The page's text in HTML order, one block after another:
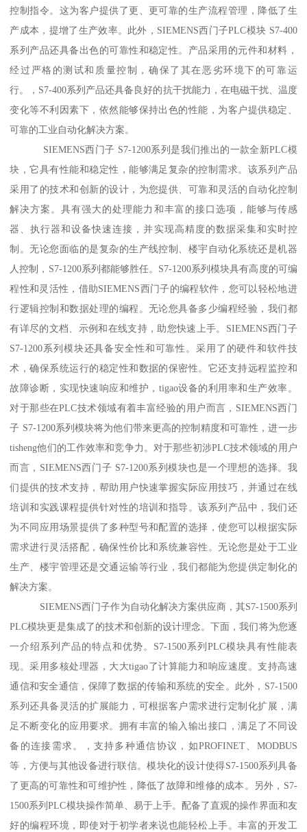
控制指令。这为客户提供了更、更可靠的生产流程管理，降低了生
产成本，提增了生产效率。此外，SIEMENS西门子PLC模块 S7-400
系列产品还具备出色的可靠性和稳定性。产品采用的元件和材料，
经过严格的测试和质量控制，确保了其在恶劣环境下的可靠运
行。，S7-400系列产品还具备良好的抗干扰能力，在电磁干扰、温度
变化等不利因素下，依然能够保持出色的性能，为客户提供稳定、
可靠的工业自动化解决方案。
SIEMENS西门子 S7-1200系列是我们推出的一款全新PLC模
块，它具有性能和稳定性，能够满足复杂的控制需求。该系列产品
采用了的技术和创新的设计，为您提供、可靠和灵活的自动化控制
解决方案。具有强大的处理能力和丰富的接口选项，能够与传感
器、执行器和设备快速连接，并实现高精度的数据采集和实时控
制。无论您面临的是复杂的生产线控制、楼宇自动化系统还是机器
人控制，S7-1200系列都能够胜任。S7-1200系列模块具有高度的可编
程性和灵活性，借助SIEMENS西门子的编程软件，您可以轻松地进
行逻辑控制和数据处理的编程。无论您具备多少编程经验，我们都
有详尽的文档、示例和在线支持，助您快速上手。SIEMENS西门子
S7-1200系列模块还具备安全性和可靠性。采用了的硬件和软件技
术，确保系统运行的稳定性和数据的保密性。它还支持远程监控和
故障诊断，实现快速响应和维护，tigao设备的利用率和生产效率。
对于那些在PLC技术领域有着丰富经验的用户而言，SIEMENS西门
子 S7-1200系列模块将为他们带来更高的控制精度和可靠性，进一步
tisheng他们的工作效率和竞争力。对于那些初涉PLC技术领域的用户
而言，SIEMENS西门子 S7-1200系列模块也是一个理想的选择。我
们提供的技术支持，帮助用户快速掌握实际应用技巧，并通过在线
培训和实践课程提供针对性的培训和指导。该系列产品中，我们还
为不同应用场景提供了多种型号和配置的选择，使您可以根据实际
需求进行灵活搭配，确保性价比和系统兼容性。无论您是处于工业
生产、楼宇管理还是交通运输等行业，我们都能为您提供定制化的
解决方案。
SIEMENS西门子作为自动化解决方案供应商，其S7-1500系列
PLC模块更是集成了的技术和创新的设计理念。下面，我们将为您逐
一介绍系列产品的特点和优势。S7-1500系列PLC模块具有性能表
现。采用多核处理器，大大tigao了计算能力和响应速度。支持高速
通信和安全通信，保障了数据的传输和系统的安全。此外，S7-1500
系列还具备灵活的扩展能力，可根据客户需求进行定制化扩展，满
足不断变化的应用要求。拥有丰富的输入输出接口，满足了不同设
备的连接需求。，支持多种通信协议，如PROFINET、MODBUS
等，方便与其他设备进行联信。模块化的设计使得S7-1500系列具备
了更高的可靠性和可维护性，降低了故障和维修的成本。另外，S7-
1500系列PLC模块操作简单、易于上手。配备了直观的操作界面和友
好的编程环境，即使对于初学者来说也能轻松上手。丰富的开发工